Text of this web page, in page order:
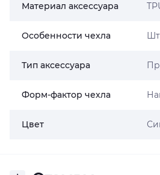
Материал аксессуара
Особенности чехла
Тип аксессуара
Форм-фактор чехла
Цвет